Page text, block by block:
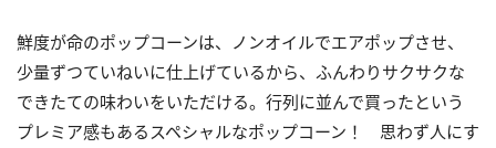
鮮度が命のポップコーンは、ノンオイルでエアポップさせ、
少量ずつていねいに仕上げているから、ふんわりサクサクな
できたての味わいをいただける。行列に並んで買ったという
プレミア感もあるスペシャルなポップコーン！ 思わず人にす